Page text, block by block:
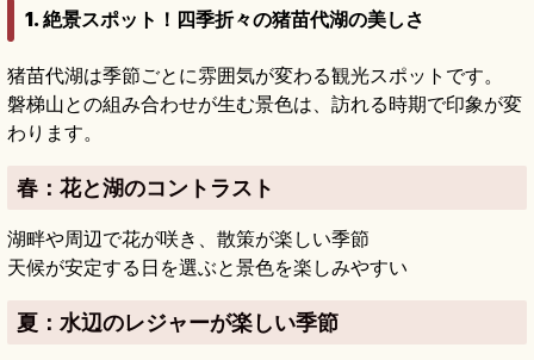
1. 絶景スポット！四季折々の猪苗代湖の美しさ
猪苗代湖は季節ごとに雰囲気が変わる観光スポットです。
磐梯山との組み合わせが生む景色は、訪れる時期で印象が変
わります。
春 ：花と湖のコントラスト
湖畔や周辺で花が咲き、散策が楽しい季節
天候が安定する日を選ぶと景色を楽しみやすい
夏 ：水辺のレジャーが楽しい季節